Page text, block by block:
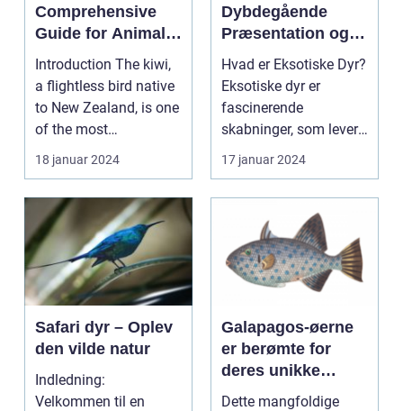
Comprehensive
Guide for Animal
Lovers
Introduction The kiwi,
a flightless bird native
to New Zealand, is one
of the most
fascinating and ...
18 januar 2024
Dybdegående
Præsentation og
Historisk
Gennemgang
Hvad er Eksotiske Dyr?
Eksotiske dyr er
fascinerende
skabninger, som lever
uden for vores daglige
o...
17 januar 2024
Safari dyr – Oplev
den vilde natur
Indledning:
Velkommen til en
Galapagos-øerne
er berømte for
deres unikke
dyreliv, der har
Dette mangfoldige